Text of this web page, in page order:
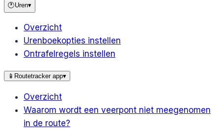
🕐Uren▾
Overzicht
Urenboekopties instellen
Ontrafelregels instellen
📱 Routetracker app▾
Overzicht
Waarom wordt een veerpont niet meegenomen
in de route?